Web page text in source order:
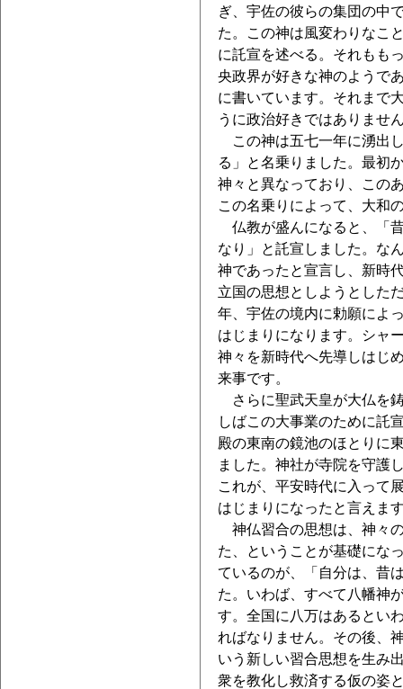
ぎ、宇佐の彼らの集団の中
た。この神は風変わりなこ
に託宣を述べる。それもも
央政界が好きな神のようで
に書いています。それまで
うに政治好きではありませ
この神は五七一年に湧出
る」と名乗りました。最初
神々と異なっており、この
この名乗りによって、大和
仏教が盛んになると、「
なり」と託宣しました。な
神であったと宣言し、新時
立国の思想としようとした
年、宇佐の境内に勅願によ
はじまりになります。シャ
神々を新時代へ先導しはじ
来事です。
さらに聖武天皇が大仏を
しばこの大事業のために託
殿の東南の鏡池のほとりに
ました。神社が寺院を守護
これが、平安時代に入って
はじまりになったと言えま
神仏習合の思想は、神々
た、ということが基礎にな
ているのが、「自分は、昔
た。いわば、すべて八幡神
す。全国に八万はあるとい
ればなりません。その後、
いう新しい習合思想を生み
衆を教化し救済する仮の姿